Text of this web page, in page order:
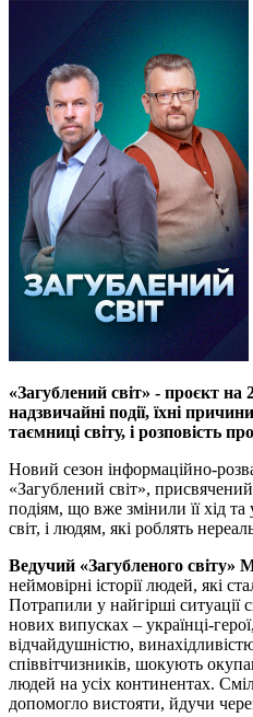
«Загублений світ» - проєкт
надзвичайні події, їхні
таємниці світу, і розповість
Новий сезон інформаційно-
«Загублений світ»,
подіям, що вже змінили її хід
світ, і людям, які роблять
Ведучий «Загубленого світу»
неймовірні історії людей, які
Потрапили у найгірші ситуації
нових випусках – українці-
відчайдушністю,
співвітчизників, шокують
людей на усіх континентах.
допомогло вистояти, йдучи